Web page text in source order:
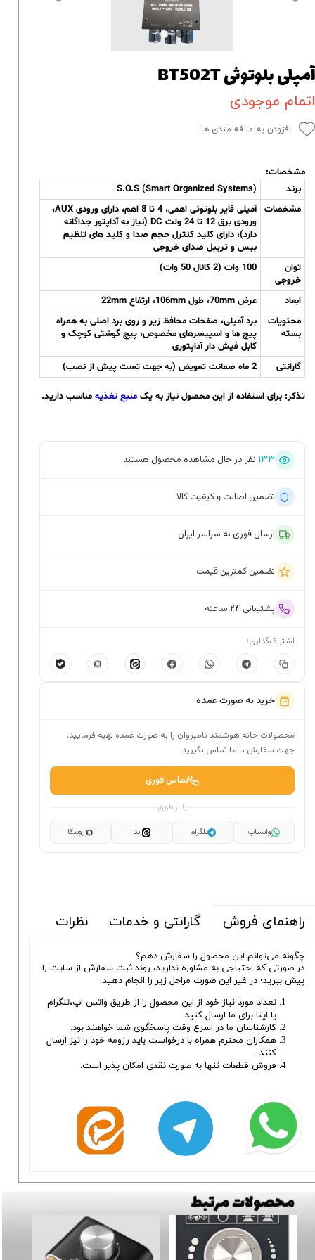
آمپلی بلوتوثی BT502T
اتمام موجودی
افزودن به علاقه مندی ها
مشخصات:
برند
S.O.S (Smart Organized Systems)
مشخصات
آمپلی فایر بلوتوثی اهمی، 4 تا 8 اهم، دارای ورودی AUX،
ورودی برق 12 تا 24 ولت DC (نیاز به آداپتور جداگانه
دارد)، دارای کلید کنترل حجم صدا و کلید های تنظیم
بیس و تریبل صدای خروجی
توان
خروجی
100 وات (2 کانال 50 وات)
ابعاد
عرض 70mm، طول 106mm، ارتفاع 22mm
محتویات
بسته
برد آمپلی، صفحات محافظ زیر و روی برد اصلی به همراه
پیچ ها و اسپیسرهای مخصوص، پیچ گوشتی کوچک و
کابل فیش دار آداپتوری
گارانتی
2 ماه ضمانت تعویض (به جهت تست پیش از نصب)
تذکر:برای استفاده از این محصول نیاز به یکمنبع تغذیه مناسب دارید.
۱۳۳ نفر در حال مشاهده محصول هستند
تضمین اصالت و کیفیت کالا
ارسال فوری به سراسر ایران
تضمین کمترین قیمت
پشتیبانی ۲۴ ساعته
اشتراک‌گذاری:
خرید به صورت عمده
محصولات خانه هوشمند نامبروان را به صورت عمده تهیه فرمایید.
جهت سفارش با ما تماس بگیرید.
تماس فوری
یا از طریق
واتساپ تلگرام ایتا روبیکا
راهنمای فروش گارانتی و خدمات نظرات
چگونه می‌توانم این محصول را سفارش دهم؟
در صورتی که احتیاجی به مشاوره ندارید، روند ثبت سفارش از سایت را
پیش ببرید؛ در غیر این صورت مراحل زیر را انجام دهید:
تعداد مورد نیاز خود از این محصول را از طریق واتس اپ،تلگرام
یا ایتا برای ما ارسال کنید.
کارشناسان ما در اسرع وقت پاسخگوی شما خواهند بود.
همکاران محترم همراه با درخواست باید رزومه خود را نیز ارسال
کنند.
فروش قطعات تنها به صورت نقدی امکان پذیر است.